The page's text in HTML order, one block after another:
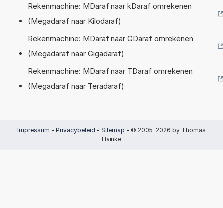
Rekenmachine: MDaraf naar kDaraf omrekenen
(Megadaraf naar Kilodaraf)
Rekenmachine: MDaraf naar GDaraf omrekenen
(Megadaraf naar Gigadaraf)
Rekenmachine: MDaraf naar TDaraf omrekenen
(Megadaraf naar Teradaraf)
Impressum - Privacybeleid - Sitemap - © 2005-2026 by Thomas
Hainke